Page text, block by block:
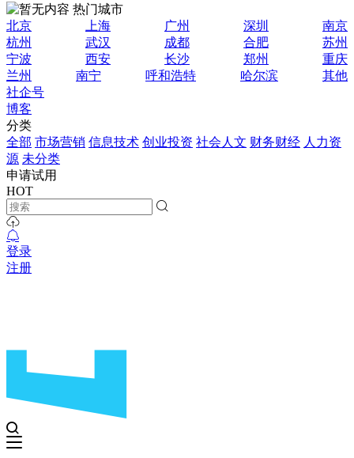
热门城市
北京
上海 广州 深圳
南京
杭州
武汉 成都 合肥
苏州
宁波
西安 长沙 郑州
重庆
兰州
南宁 呼和浩特 哈尔滨
其他
社企号
博客
分类
全部 市场营销 信息技术 创业投资 社会人文 财务财经 人力资
源 未分类
申请试用
HOT
登录
注册